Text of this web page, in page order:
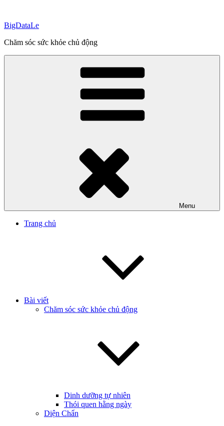
content
BigDataLe
Chăm sóc sức khỏe chủ động
Menu
Trang chủ
Bài viết
Chăm sóc sức khỏe chủ động
Dinh dưỡng tự nhiên
Thói quen hằng ngày
Diện Chẩn